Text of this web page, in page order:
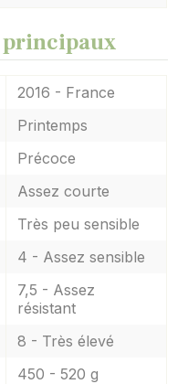
principaux
2016 - France
Printemps
Précoce
Assez courte
Très peu sensible
4 - Assez sensible
7,5 - Assez
résistant
8 - Très élevé
450 - 520 g